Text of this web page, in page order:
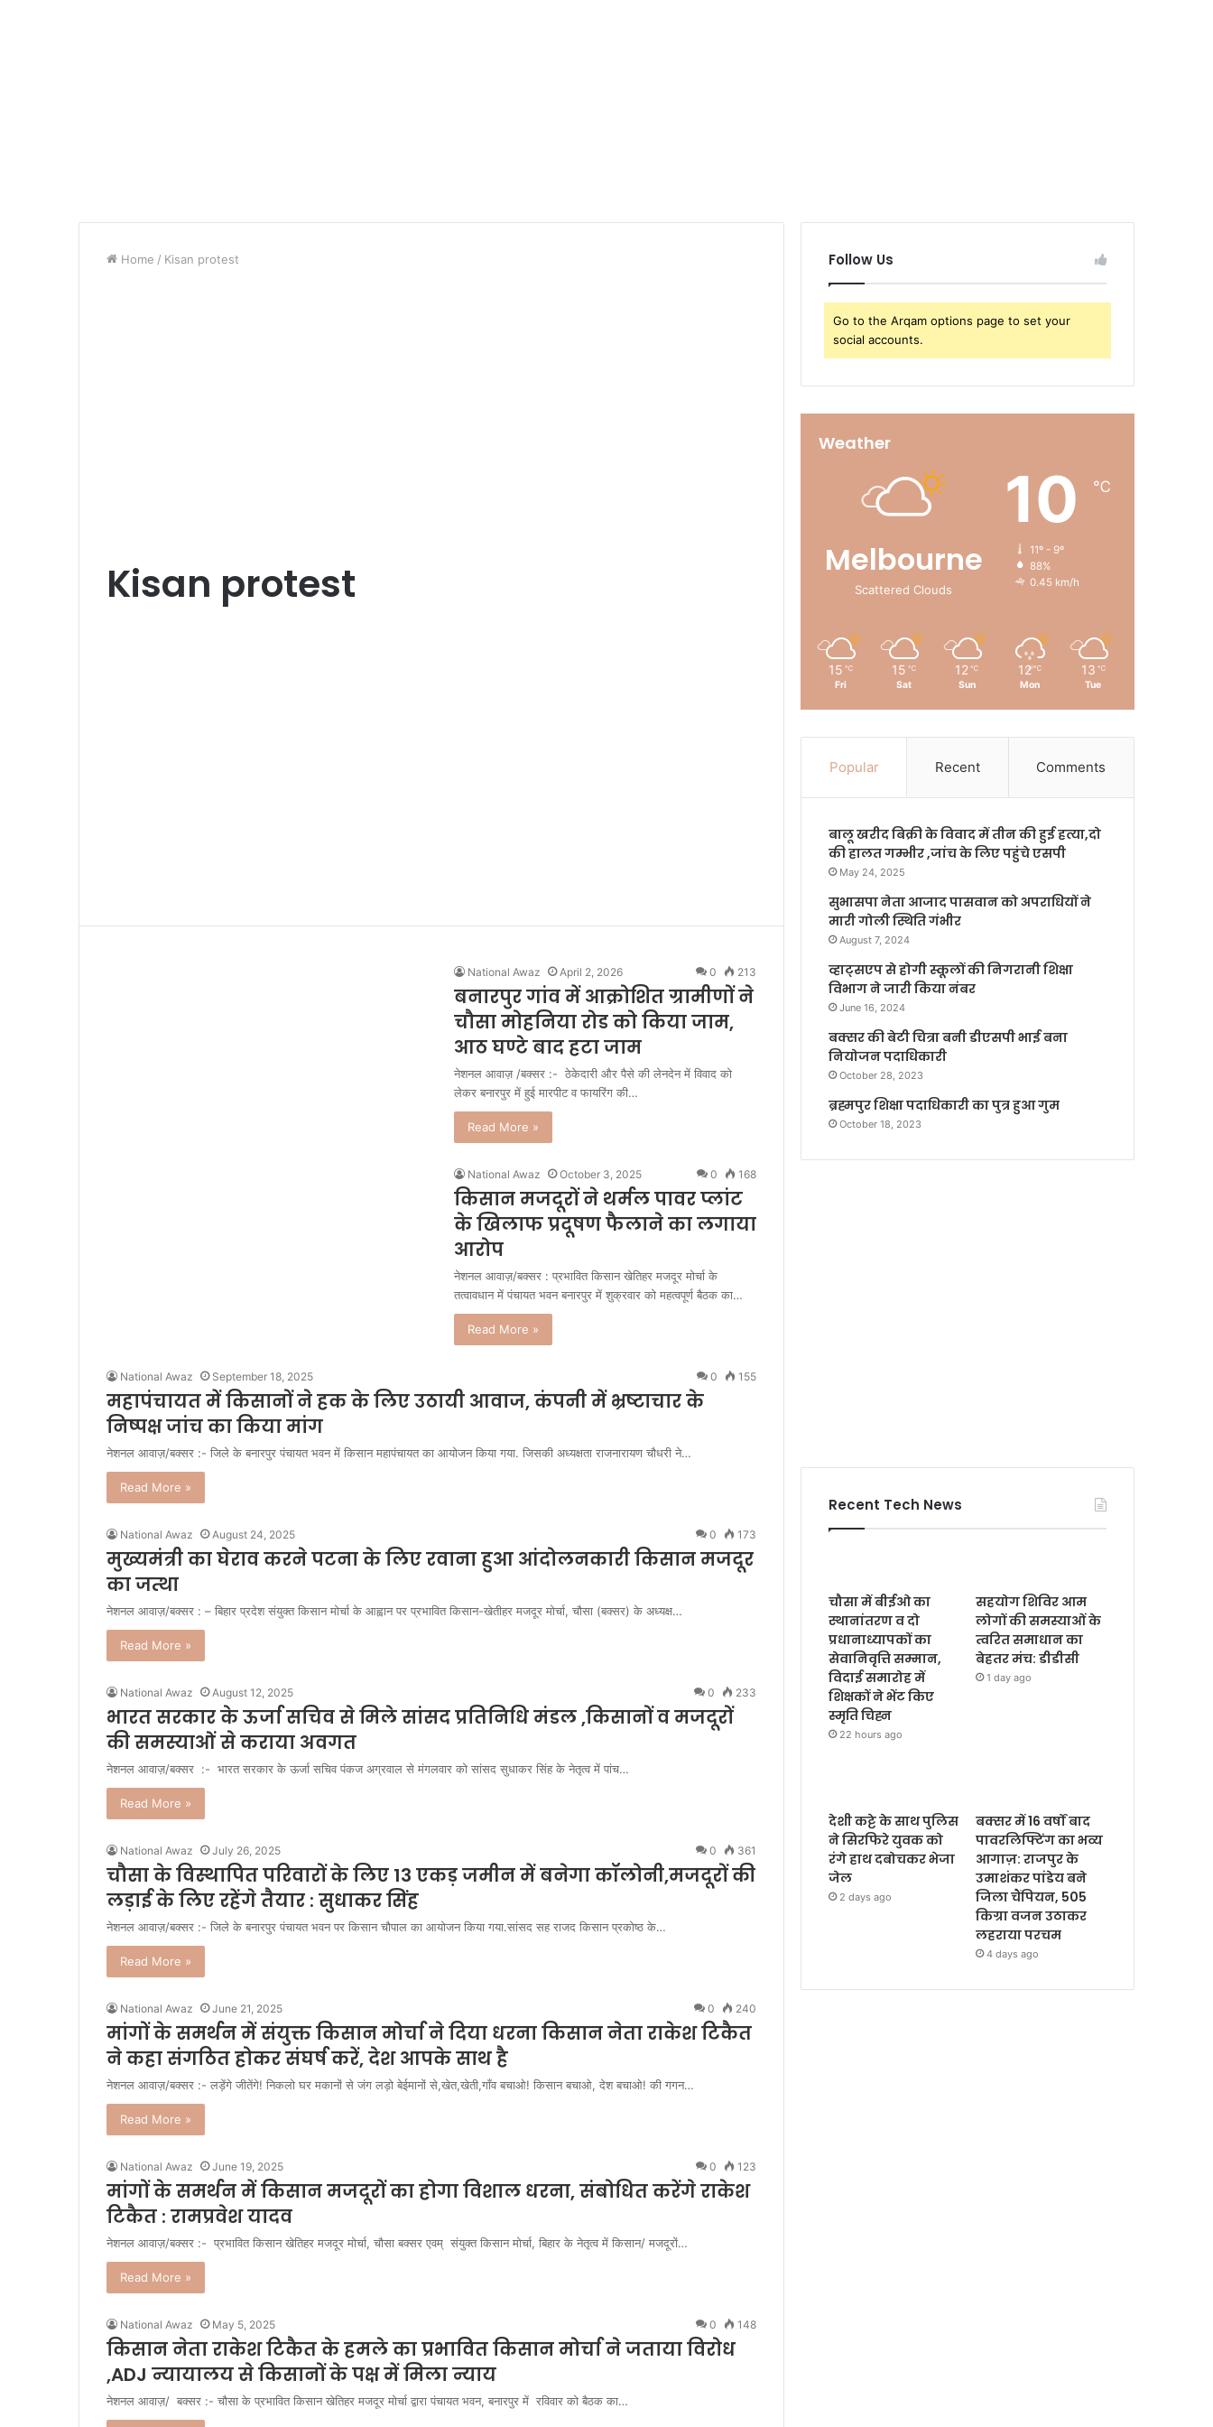
Home / Kisan protest
Kisan protest
National Awaz April 2, 2026 0 213
बनारपुर गांव में आक्रोशित ग्रामीणों ने
चौसा मोहनिया रोड को किया जाम,
आठ घण्टे बाद हटा जाम
नेशनल आवाज़ /बक्सर :- ठेकेदारी और पैसे की लेनदेन में विवाद को
लेकर बनारपुर में हुई मारपीट व फायरिंग की…
Read More »
National Awaz October 3, 2025 0 168
किसान मजदूरों ने थर्मल पावर प्लांट
के खिलाफ प्रदूषण फैलाने का लगाया
आरोप
नेशनल आवाज़/बक्सर : प्रभावित किसान खेतिहर मजदूर मोर्चा के
तत्वावधान में पंचायत भवन बनारपुर में शुक्रवार को महत्वपूर्ण बैठक का…
Read More »
National Awaz September 18, 2025 0 155
महापंचायत में किसानों ने हक के लिए उठायी आवाज, कंपनी में भ्रष्टाचार के
निष्पक्ष जांच का किया मांग
नेशनल आवाज़/बक्सर :- जिले के बनारपुर पंचायत भवन में किसान महापंचायत का आयोजन किया गया. जिसकी अध्यक्षता राजनारायण चौधरी ने…
Read More »
National Awaz August 24, 2025 0 173
मुख्यमंत्री का घेराव करने पटना के लिए रवाना हुआ आंदोलनकारी किसान मजदूर
का जत्था
नेशनल आवाज़/बक्सर : – बिहार प्रदेश संयुक्त किसान मोर्चा के आह्वान पर प्रभावित किसान-खेतीहर मजदूर मोर्चा, चौसा (बक्सर) के अध्यक्ष…
Read More »
National Awaz August 12, 2025 0 233
भारत सरकार के ऊर्जा सचिव से मिले सांसद प्रतिनिधि मंडल ,किसानों व मजदूरों
की समस्याओं से कराया अवगत
नेशनल आवाज़/बक्सर :- भारत सरकार के ऊर्जा सचिव पंकज अग्रवाल से मंगलवार को सांसद सुधाकर सिंह के नेतृत्व में पांच…
Read More »
National Awaz July 26, 2025 0 361
चौसा के विस्थापित परिवारों के लिए 13 एकड़ जमीन में बनेगा कॉलोनी,मजदूरों की
लड़ाई के लिए रहेंगे तैयार : सुधाकर सिंह
नेशनल आवाज़/बक्सर :- जिले के बनारपुर पंचायत भवन पर किसान चौपाल का आयोजन किया गया.सांसद सह राजद किसान प्रकोष्ठ के…
Read More »
National Awaz June 21, 2025 0 240
मांगों के समर्थन में संयुक्त किसान मोर्चा ने दिया धरना किसान नेता राकेश टिकैत
ने कहा संगठित होकर संघर्ष करें, देश आपके साथ है
नेशनल आवाज़/बक्सर :- लड़ेंगे जीतेंगे! निकलो घर मकानों से जंग लड़ो बेईमानों से,खेत,खेती,गाँव बचाओ! किसान बचाओ, देश बचाओ! की गगन…
Read More »
National Awaz June 19, 2025 0 123
मांगों के समर्थन में किसान मजदूरों का होगा विशाल धरना, संबोधित करेंगे राकेश
टिकैत : रामप्रवेश यादव
नेशनल आवाज़/बक्सर :- प्रभावित किसान खेतिहर मजदूर मोर्चा, चौसा बक्सर एवम् संयुक्त किसान मोर्चा, बिहार के नेतृत्व में किसान/ मजदूरों…
Read More »
National Awaz May 5, 2025 0 148
किसान नेता राकेश टिकैत के हमले का प्रभावित किसान मोर्चा ने जताया विरोध
,ADJ न्यायालय से किसानों के पक्ष में मिला न्याय
नेशनल आवाज़/ बक्सर :- चौसा के प्रभावित किसान खेतिहर मजदूर मोर्चा द्वारा पंचायत भवन, बनारपुर में रविवार को बैठक का…
Follow Us
Go to the Arqam options page to set your
social accounts.
Weather
Melbourne
Scattered Clouds
10 ℃
11º - 9º
88%
0.45 km/h
15 ℃
Fri
15 ℃
Sat
12 ℃
Sun
12 ℃
Mon
13 ℃
Tue
Popular Recent Comments
बालू खरीद बिक्री के विवाद में तीन की हुई हत्या,दो
की हालत गम्भीर ,जांच के लिए पहुंचे एसपी
May 24, 2025
सुभासपा नेता आजाद पासवान को अपराधियों ने
मारी गोली स्थिति गंभीर
August 7, 2024
व्हाट्सएप से होगी स्कूलों की निगरानी शिक्षा
विभाग ने जारी किया नंबर
June 16, 2024
बक्सर की बेटी चित्रा बनी डीएसपी भाई बना
नियोजन पदाधिकारी
October 28, 2023
ब्रह्मपुर शिक्षा पदाधिकारी का पुत्र हुआ गुम
October 18, 2023
Recent Tech News
चौसा में बीईओ का
स्थानांतरण व दो
प्रधानाध्यापकों का
सेवानिवृत्ति सम्मान,
विदाई समारोह में
शिक्षकों ने भेंट किए
स्मृति चिह्न
22 hours ago
सहयोग शिविर आम
लोगों की समस्याओं के
त्वरित समाधान का
बेहतर मंच: डीडीसी
1 day ago
देशी कट्टे के साथ पुलिस
ने सिरफिरे युवक को
रंगे हाथ दबोचकर भेजा
जेल
2 days ago
बक्सर में 16 वर्षों बाद
पावरलिफ्टिंग का भव्य
आगाज़: राजपुर के
उमाशंकर पांडेय बने
जिला चैंपियन, 505
किग्रा वजन उठाकर
लहराया परचम
4 days ago